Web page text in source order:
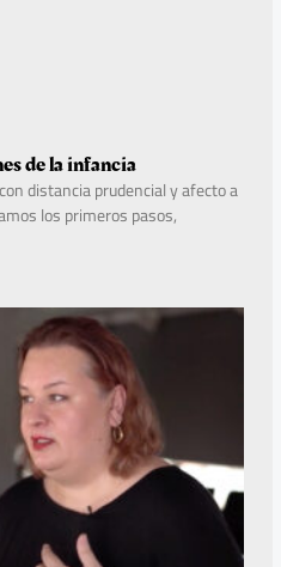
de la infancia
distancia prudencial y afecto a
los primeros pasos,